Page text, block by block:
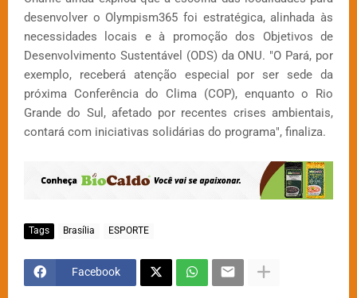
desenvolver o Olympism365 foi estratégica, alinhada às
necessidades locais e à promoção dos Objetivos de
Desenvolvimento Sustentável (ODS) da ONU. "O Pará, por
exemplo, receberá atenção especial por ser sede da
próxima Conferência do Clima (COP), enquanto o Rio
Grande do Sul, afetado por recentes crises ambientais,
contará com iniciativas solidárias do programa", finaliza.
Tags Brasília ESPORTE
Facebook